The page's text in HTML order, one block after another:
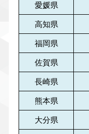
愛媛県
高知県
福岡県
佐賀県
長崎県
熊本県
大分県